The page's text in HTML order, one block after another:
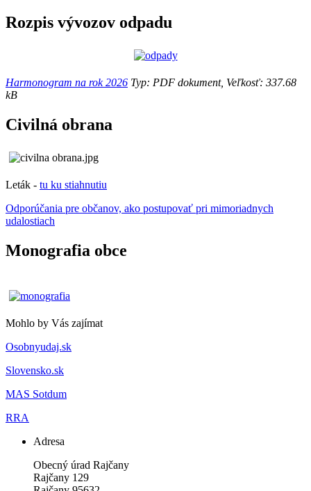
Rozpis vývozov odpadu
Harmonogram na rok 2026 Typ: PDF dokument, Veľkosť: 337.68
kB
Civilná obrana
Leták - tu ku stiahnutiu
Odporúčania pre občanov, ako postupovať pri mimoriadnych
udalostiach
Monografia obce
Mohlo by Vás zajímat
Osobnyudaj.sk
Slovensko.sk
MAS Sotdum
RRA
Adresa
Obecný úrad Rajčany
Rajčany 129